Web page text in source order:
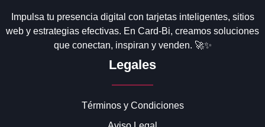
Impulsa tu presencia digital con tarjetas inteligentes, sitios
web y estrategias efectivas. En Card-Bi, creamos soluciones
que conectan, inspiran y venden. 🚀✨
Legales
Términos y Condiciones